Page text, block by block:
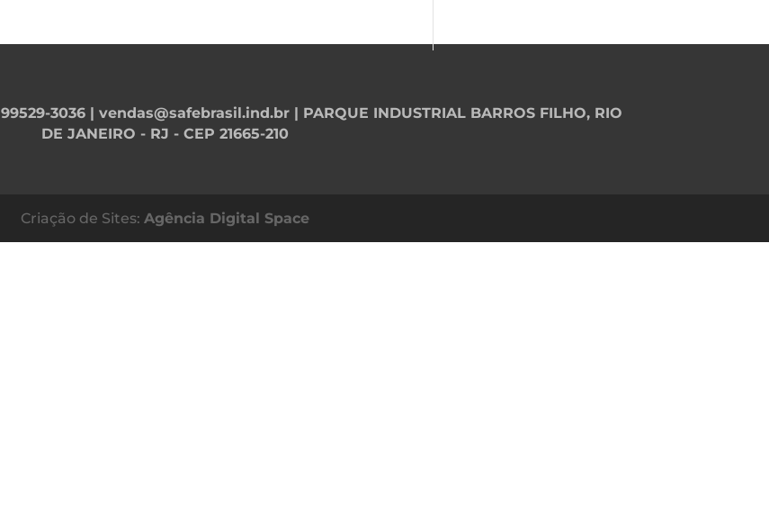
99529-3036 | vendas@safebrasil.ind.br | PARQUE INDUSTRIAL BARROS FILHO, RIO
DE JANEIRO - RJ - CEP 21665-210
Criação de Sites: Agência Digital Space